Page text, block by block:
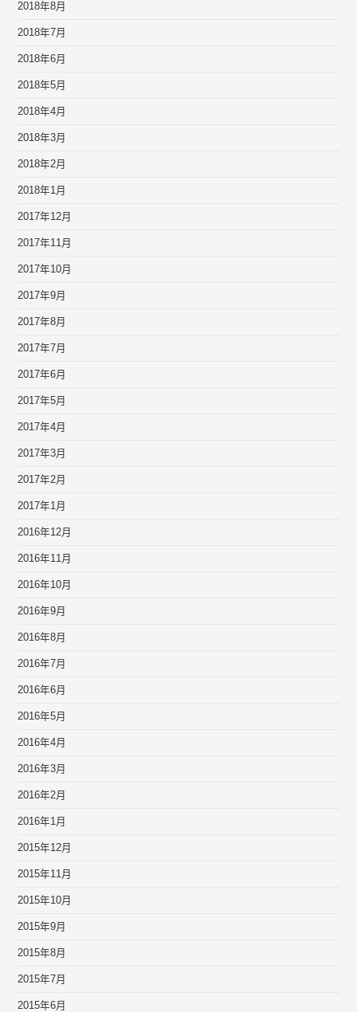
2018年8月
2018年7月
2018年6月
2018年5月
2018年4月
2018年3月
2018年2月
2018年1月
2017年12月
2017年11月
2017年10月
2017年9月
2017年8月
2017年7月
2017年6月
2017年5月
2017年4月
2017年3月
2017年2月
2017年1月
2016年12月
2016年11月
2016年10月
2016年9月
2016年8月
2016年7月
2016年6月
2016年5月
2016年4月
2016年3月
2016年2月
2016年1月
2015年12月
2015年11月
2015年10月
2015年9月
2015年8月
2015年7月
2015年6月